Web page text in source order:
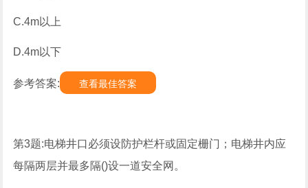
C.4m以上
D.4m以下
参考答案: 查看最佳答案
第3题:电梯井口必须设防护栏杆或固定栅门；电梯井内应
每隔两层并最多隔()设一道安全网。